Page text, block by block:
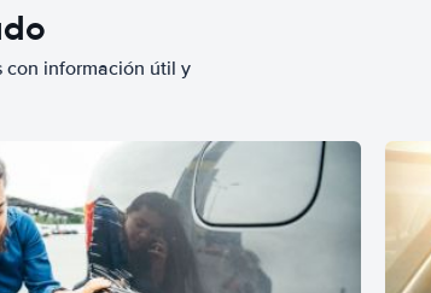
con información útil y